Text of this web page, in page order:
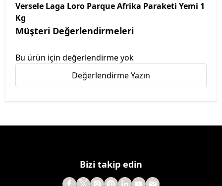
Versele Laga Loro Parque Afrika Paraketi Yemi 1
Kg
Müşteri Değerlendirmeleri
Bu ürün için değerlendirme yok
Değerlendirme Yazın
Bizi takip edin